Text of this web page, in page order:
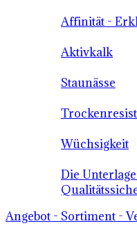
Affinität -
Aktivkalk
Staunässe
Wüchsigkeit
Die
Angebot - Sortiment -